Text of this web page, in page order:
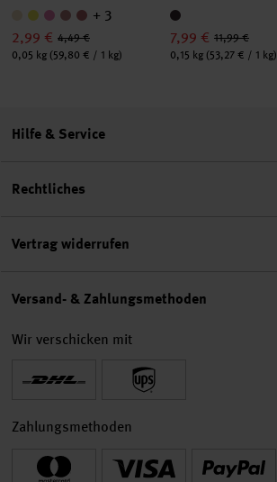
+ 3
2,99 € 4,49 €
Inhalt:
0,05 kg (59,80 € / 1 kg)
7,99 € 11,99 €
Inhalt:
0,15 kg (53,27 € / 1 kg)
Hilfe & Service
Rechtliches
Vertrag widerrufen
Versand- & Zahlungsmethoden
Wir verschicken mit
Zahlungsmethoden